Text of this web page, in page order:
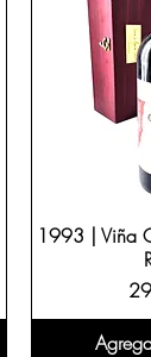
1993 | Viña